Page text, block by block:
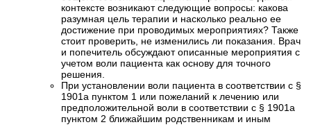
контексте возникают следующие вопросы: какова
разумная цель терапии и насколько реально ее
достижение при проводимых мероприятиях? Также
стоит проверить, не изменились ли показания. Врач
и попечитель обсуждают описанные мероприятия с
учетом воли пациента как основу для точного
решения.
При установлении воли пациента в соответствии с §
1901а пунктом 1 или пожеланий к лечению или
предположительной воли в соответствии с § 1901а
пунктом 2 ближайшим родственникам и иным